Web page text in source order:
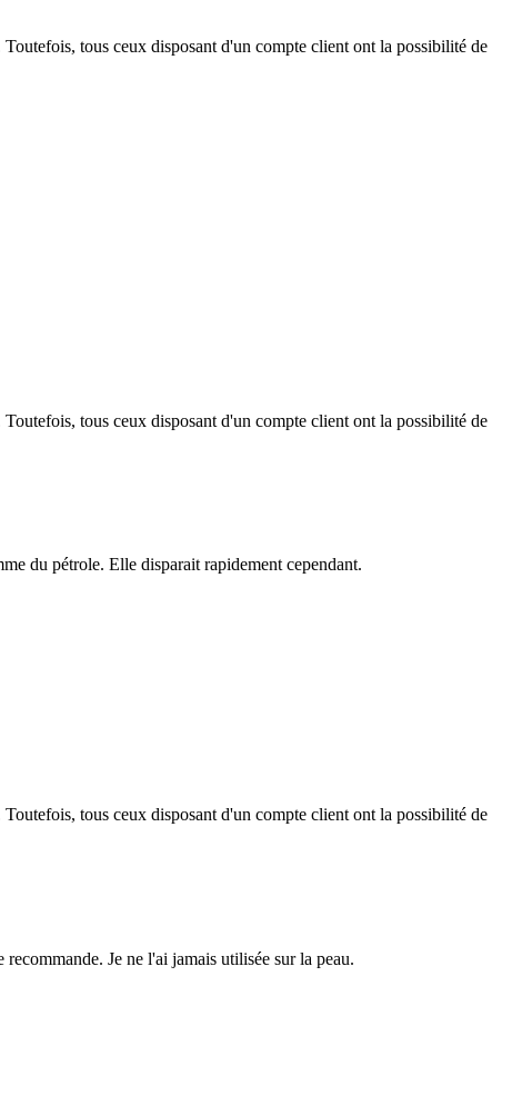
tous ceux disposant d'un compte client ont la possibilité de
tous ceux disposant d'un compte client ont la possibilité de
du pétrole. Elle disparait rapidement cependant.
tous ceux disposant d'un compte client ont la possibilité de
Je ne l'ai jamais utilisée sur la peau.